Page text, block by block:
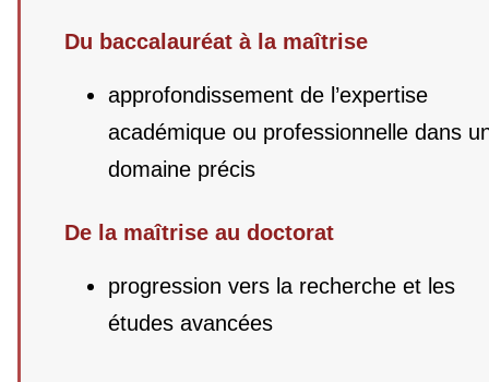
Du baccalauréat à la maîtrise
approfondissement de l’expertise
académique ou professionnelle dans
domaine précis
De la maîtrise au doctorat
progression vers la recherche et les
études avancées